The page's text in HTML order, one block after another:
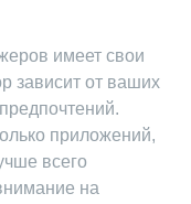
имеет свои
зависит от ваших
приложений,
всего
на